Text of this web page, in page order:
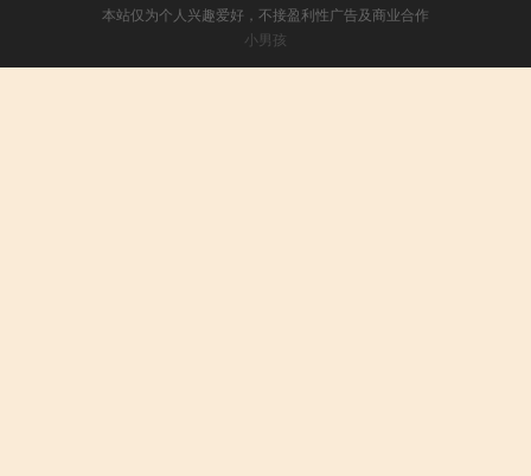
本站仅为个人兴趣爱好，不接盈利性广告及商业合作
小男孩